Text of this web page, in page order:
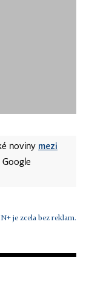
noviny mezi
Google
je zcela bez reklam.